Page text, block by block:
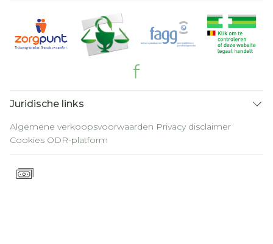
Juridische links
Algemene verkoopsvoorwaarden Privacy disclaimer
Cookies ODR-platform